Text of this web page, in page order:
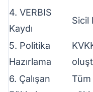
4. VERBIS
Kaydı
Sicil
5. Politika
Hazırlama
6. Çalışan